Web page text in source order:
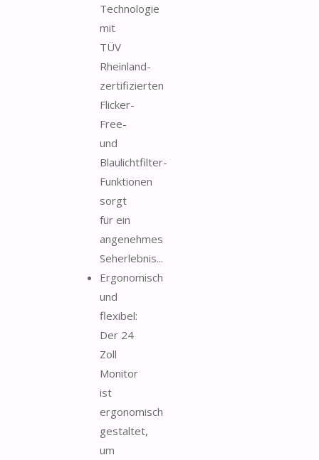
Technologie
mit
TÜV
Rheinland-
zertifizierten
Flicker-
Free-
und
Blaulichtfilter-
Funktionen
sorgt
für ein
angenehmes
Seherlebnis...
Ergonomisch
und
flexibel:
Der 24
Zoll
Monitor
ist
ergonomisch
gestaltet,
um